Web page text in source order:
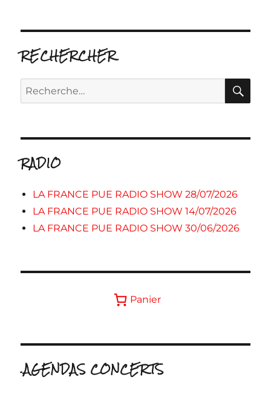
RECHERCHER
Recherche
pour :
RADIO
LA FRANCE PUE RADIO SHOW 28/07/2026
LA FRANCE PUE RADIO SHOW 14/07/2026
LA FRANCE PUE RADIO SHOW 30/06/2026
Panier
.AGENDAS CONCERTS